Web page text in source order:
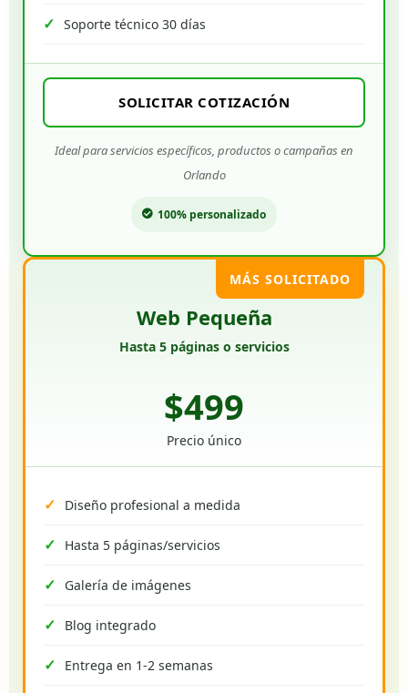
Soporte técnico 30 días
SOLICITAR COTIZACIÓN
Ideal para servicios específicos, productos o campañas en
Orlando
100% personalizado
MÁS SOLICITADO
Web Pequeña
Hasta 5 páginas o servicios
$499
Precio único
Diseño profesional a medida
Hasta 5 páginas/servicios
Galería de imágenes
Blog integrado
Entrega en 1-2 semanas